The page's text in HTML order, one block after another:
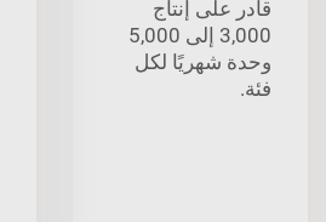
قادر على إنتاج
3,000 إلى 5,000
وحدة شهريًا لكل
فئة.